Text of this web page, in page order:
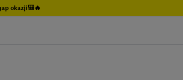
okazji🎒🔥